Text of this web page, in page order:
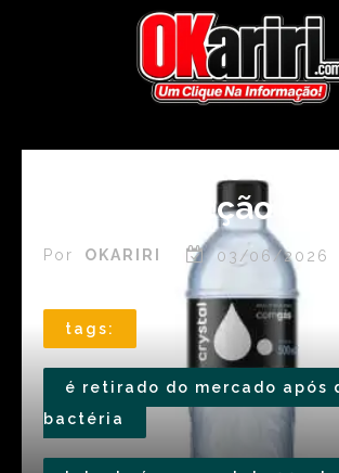
Lote de água
após detecção de
Por OKARIRI 03/06/2026
tags:
é retirado do mercado após
bactéria